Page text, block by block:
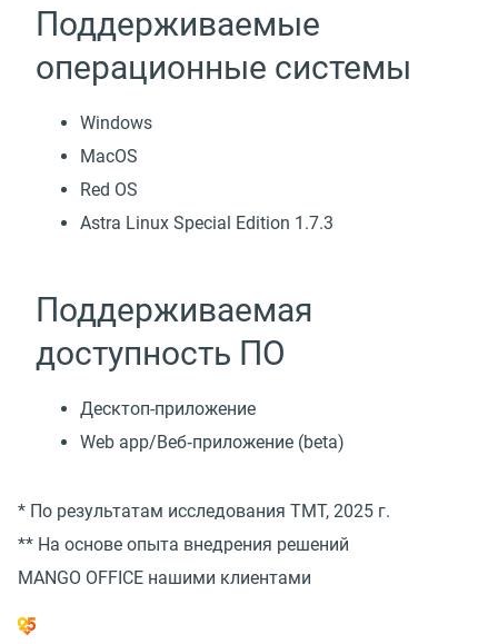
Поддерживаемые
операционные системы
Windows
MacOS
Red OS
Astra Linux Special Edition 1.7.3
Поддерживаемая
доступность ПО
Десктоп-приложение
Web app/Веб‑приложение (beta)
* По результатам исследования TMT, 2025 г.
** На основе опыта внедрения решений
MANGO OFFICE нашими клиентами